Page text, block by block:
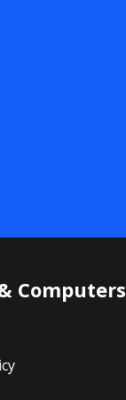
Computers